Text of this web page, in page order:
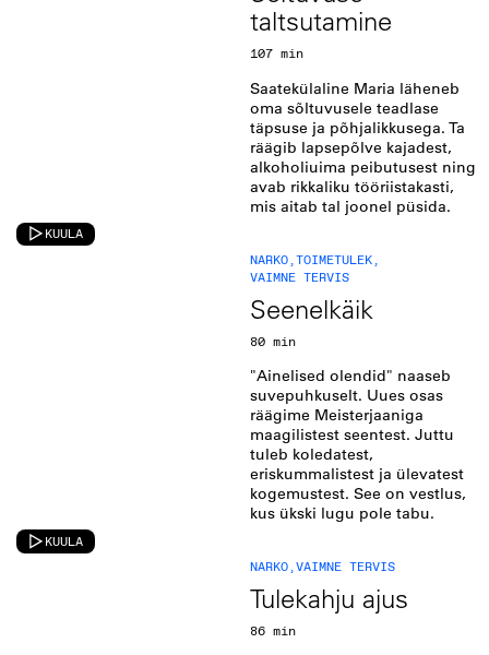
taltsutamine
107 min
Saatekülaline Maria läheneb
oma sõltuvusele teadlase
täpsuse ja põhjalikkusega. Ta
räägib lapsepõlve kajadest,
alkoholiuima peibutusest ning
avab rikkaliku tööriistakasti,
mis aitab tal joonel püsida.
KUULA
NARKO,TOIMETULEK,
VAIMNE TERVIS
Seenelkäik
80 min
"Ainelised olendid" naaseb
suvepuhkuselt. Uues osas
räägime Meisterjaaniga
maagilistest seentest. Juttu
tuleb koledatest,
eriskummalistest ja ülevatest
kogemustest. See on vestlus,
kus ükski lugu pole tabu.
KUULA
NARKO,VAIMNE TERVIS
Tulekahju ajus
86 min